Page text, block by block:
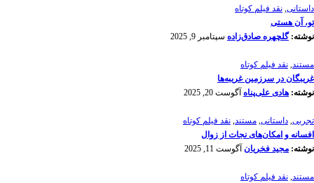
داستانی, نقد فیلم کوتاه
تو، آن هستی
نوشته:گلچهره صادق‌زاده سپتامبر 9, 2025
مستند, نقد فیلم کوتاه
غریبگان در سرزمین غریبه‌ها
نوشته: هادی علی‌پناه آگوست 20, 2025
تجربی, داستانی, مستند, نقد فیلم کوتاه
افسانه‌ و امکان‌های نجات از زوال
نوشته: مجید فخریان آگوست 11, 2025
مستند, نقد فیلم کوتاه